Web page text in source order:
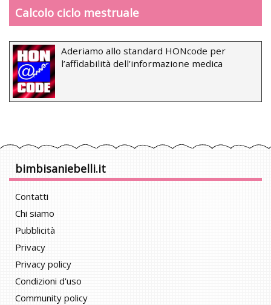
Calcolo ciclo mestruale
Aderiamo allo standard HONcode per
l’affidabilità dell’informazione medica
bimbisaniebelli.it
Contatti
Chi siamo
Pubblicità
Privacy
Privacy policy
Condizioni d'uso
Community policy